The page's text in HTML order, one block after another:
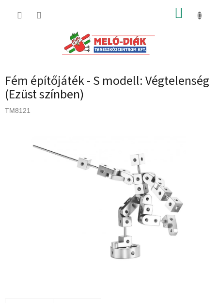
KOSÁR
Fém építőjáték - S modell: Végtelenség
(Ezüst színben)
TM8121